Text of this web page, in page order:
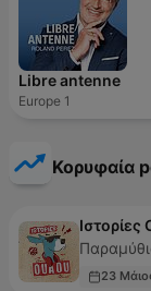
Libre antenne
Europe 1
Κορυφαία
23